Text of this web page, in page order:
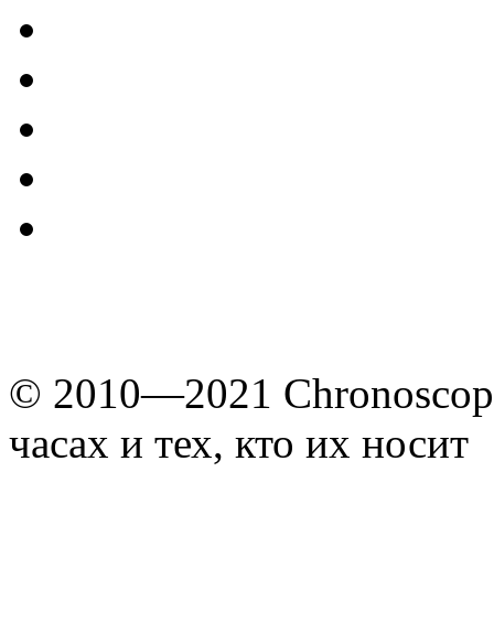
© 2010—2021
часах и тех, кто их носит